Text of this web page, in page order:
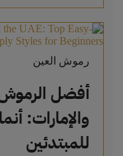
رموش العين
أفضل الرموش
والإمارات:
للمبتدئين